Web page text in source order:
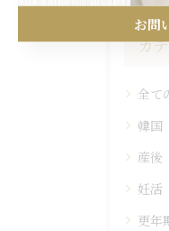
カ
全て
韓国
産後
妊活
更年
お
お問